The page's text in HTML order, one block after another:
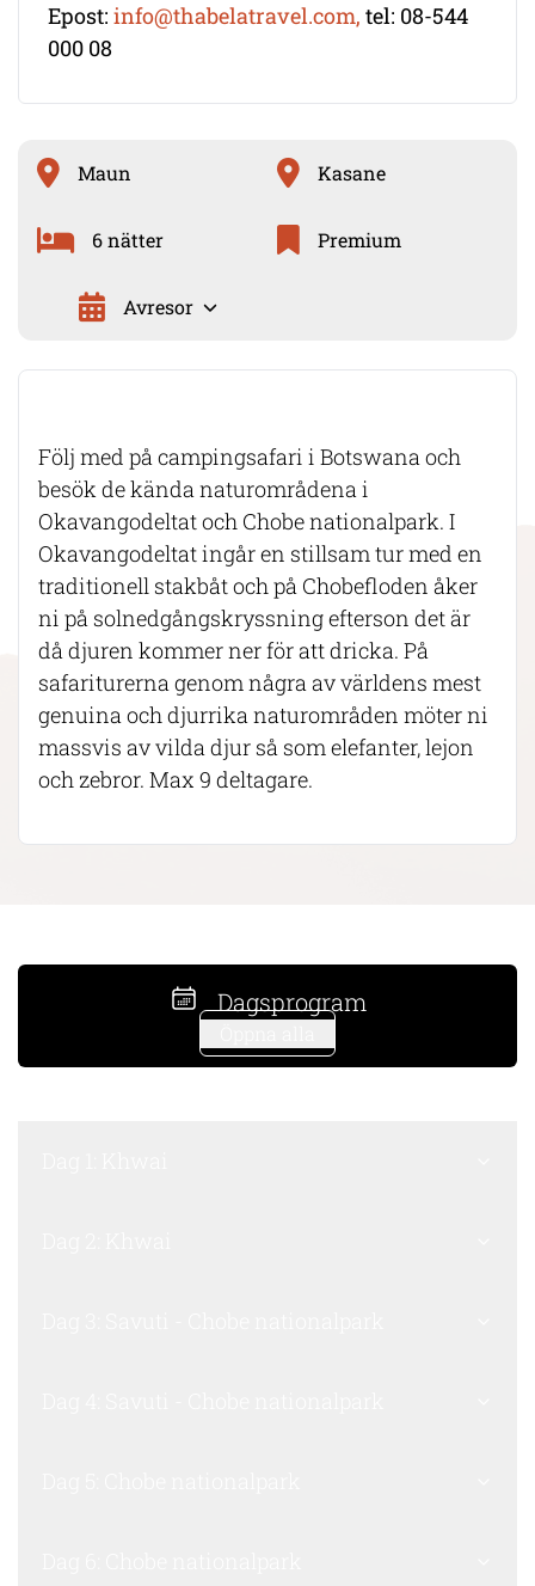
Epost: info@thabelatravel.com, tel: 08-544
000 08
Maun Kasane
6 nätter Premium
Avresor
Följ med på campingsafari i Botswana och
besök de kända naturområdena i
Okavangodeltat och Chobe nationalpark. I
Okavangodeltat ingår en stillsam tur med en
traditionell stakbåt och på Chobefloden åker
ni på solnedgångskryssning efterson det är
då djuren kommer ner för att dricka. På
safariturerna genom några av världens mest
genuina och djurrika naturområden möter ni
massvis av vilda djur så som elefanter, lejon
och zebror. Max 9 deltagare.
Dagsprogram